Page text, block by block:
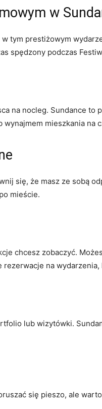
w
tym prestiżowym
spędzony podczas
na nocleg. Sundance to
mieszkania na
się, że masz ze sobą
mieście.
chcesz zobaczyć.
na
lub wizytówki.
się pieszo, ale